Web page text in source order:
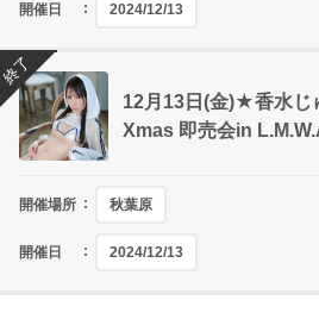
開催日 2024/12/13
12月13日(金)★香水じ
Xmas 即売会in
開催場所 秋葉原
開催日 2024/12/13
終了